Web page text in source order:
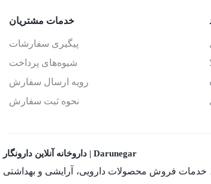
خدمات مشتریان
پیگیری سفارشات
شیوه‌های پرداخت
رویه ارسال سفارش
نحوه ثبت سفارش
داروخانه آنلاین دارونگار | Darunegar
در ایران، خدمات فروش محصولات دارویی، آرایشی و بهداشتی